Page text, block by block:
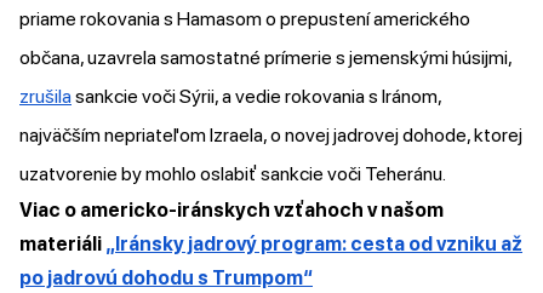
priame rokovania s Hamasom o prepustení amerického
občana, uzavrela samostatné prímerie s jemenskými húsijmi,
zrušila sankcie voči Sýrii, a vedie rokovania s Iránom,
najväčším nepriateľom Izraela, o novej jadrovej dohode, ktorej
uzatvorenie by mohlo oslabiť sankcie voči Teheránu.
Viac o americko-iránskych vzťahoch v našom
materiáli „Iránsky jadrový program: cesta od vzniku až
po jadrovú dohodu s Trumpom“